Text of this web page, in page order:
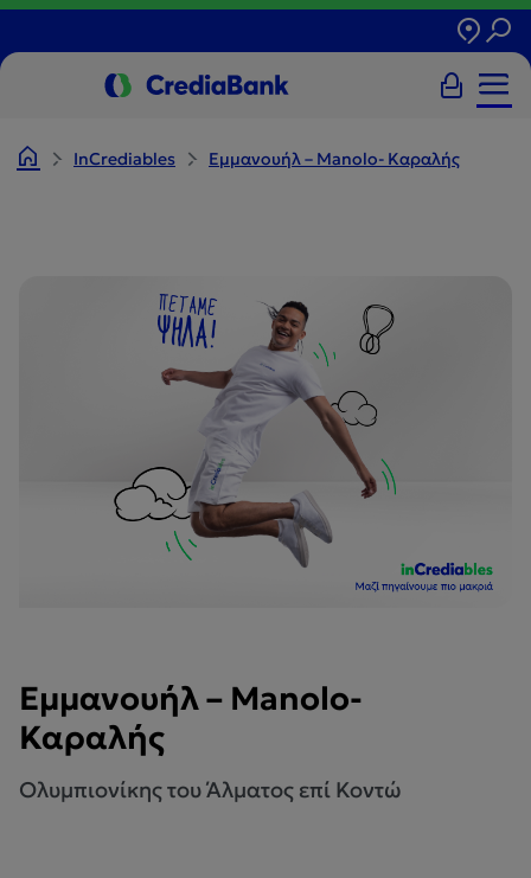
InCrediables Εμμανουήλ – Manolo- Καραλής
Εμμανουήλ – Manolo-
Καραλής
Ολυμπιονίκης του Άλματος επί Κοντώ